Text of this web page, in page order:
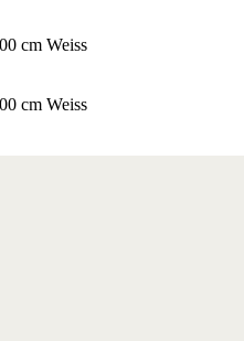
cm Weiss
cm Weiss